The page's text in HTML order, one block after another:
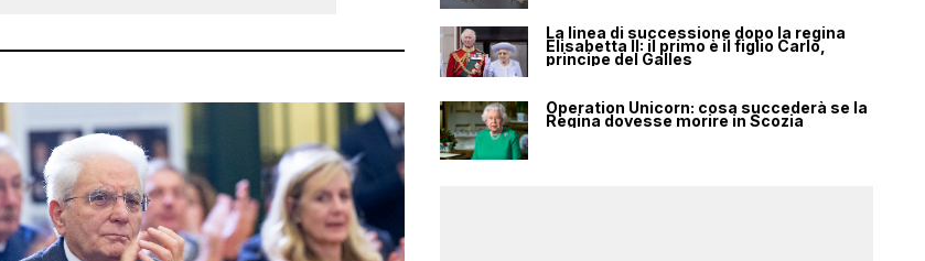
La linea di successione dopo la regina
Elisabetta II: il primo è il figlio Carlo,
principe del Galles
Operation Unicorn: cosa succederà se la
Regina dovesse morire in Scozia